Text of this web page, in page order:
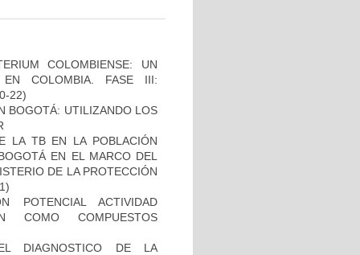
COLOMBIENSE: UN
EN COLOMBIA. FASE III:
22)
BOGOTÁ: UTILIZANDO LOS
LA TB EN LA POBLACIÓN
EN EL MARCO DEL
DE LA PROTECCIÓN
POTENCIAL ACTIVIDAD
COMO COMPUESTOS
DIAGNOSTICO DE LA